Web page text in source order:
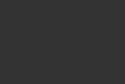
GEL-1130